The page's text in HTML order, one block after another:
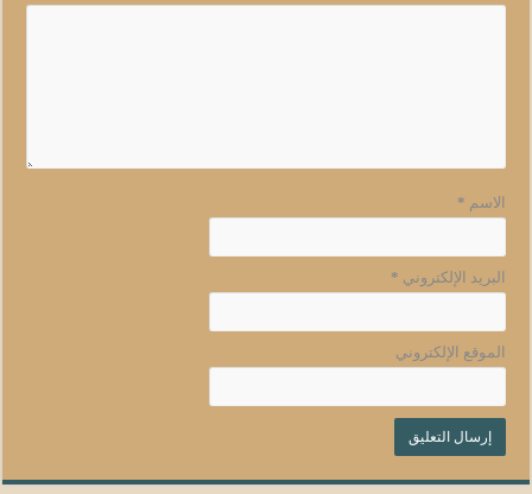
الاسم *
البريد الإلكتروني *
الموقع الإلكتروني